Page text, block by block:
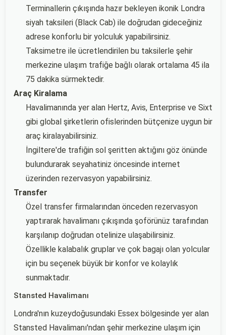
Terminallerin çıkışında hazır bekleyen ikonik Londra
siyah taksileri (Black Cab) ile doğrudan gideceğiniz
adrese konforlu bir yolculuk yapabilirsiniz.
Taksimetre ile ücretlendirilen bu taksilerle şehir
merkezine ulaşım trafiğe bağlı olarak ortalama 45 ila
75 dakika sürmektedir.
Araç Kiralama
Havalimanında yer alan Hertz, Avis, Enterprise ve Sixt
gibi global şirketlerin ofislerinden bütçenize uygun bir
araç kiralayabilirsiniz.
İngiltere'de trafiğin sol şeritten aktığını göz önünde
bulundurarak seyahatiniz öncesinde internet
üzerinden rezervasyon yapabilirsiniz.
Transfer
Özel transfer firmalarından önceden rezervasyon
yaptırarak havalimanı çıkışında şoförünüz tarafından
karşılanıp doğrudan otelinize ulaşabilirsiniz.
Özellikle kalabalık gruplar ve çok bagajı olan yolcular
için bu seçenek büyük bir konfor ve kolaylık
sunmaktadır.
Stansted Havalimanı
Londra'nın kuzeydoğusundaki Essex bölgesinde yer alan
Stansted Havalimanı'ndan şehir merkezine ulaşım için